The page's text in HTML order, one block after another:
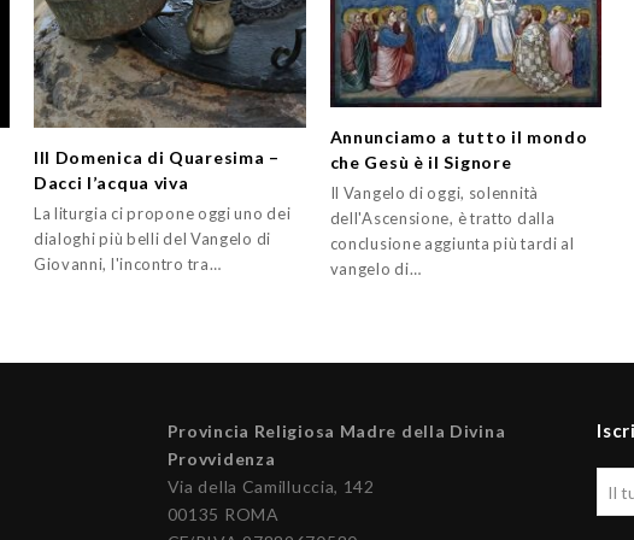
III Domenica di Quaresima –
Dacci l’acqua viva
La liturgia ci propone oggi uno dei
dialoghi più belli del Vangelo di
Giovanni, l'incontro tra…
Annunciamo a tutto il mondo
che Gesù è il Signore
Il Vangelo di oggi, solennità
dell'Ascensione, è tratto dalla
conclusione aggiunta più tardi al
vangelo di…
Provincia Religiosa Madre della Divina
Provvidenza
Via della Camilluccia, 142
00135 ROMA